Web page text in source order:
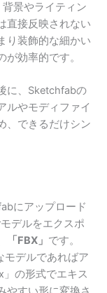
景やライティン
直接反映されない
り装飾的な細かい
効率的です。
に、Sketchfabの
ルやモディファイ
、できるだけシン
にアップロード
デルをエクスポ
「FBX」 です。
モデルであればア
の形式でエキス